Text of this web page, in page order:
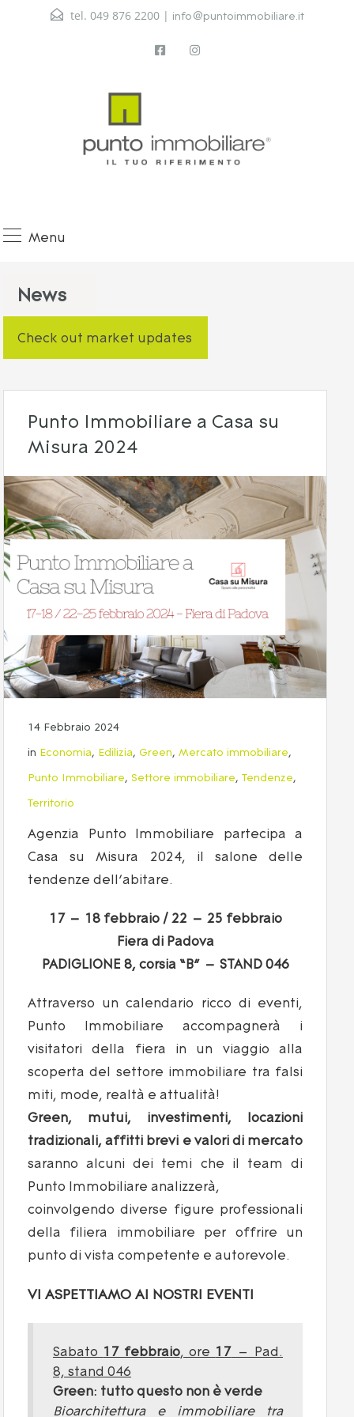
tel. 049 876 2200 | info@puntoimmobiliare.it
Menu
News
Check out market updates
Punto Immobiliare a Casa su
Misura 2024
14 Febbraio 2024
in Economia, Edilizia, Green, Mercato immobiliare,
Punto Immobiliare, Settore immobiliare, Tendenze,
Territorio
Agenzia Punto Immobiliare partecipa a
Casa su Misura 2024, il salone delle
tendenze dell’abitare.
17 – 18 febbraio / 22 – 25 febbraio
Fiera di Padova
PADIGLIONE 8, corsia “B” – STAND 046
Attraverso un calendario ricco di eventi,
Punto Immobiliare accompagnerà i
visitatori della fiera in un viaggio alla
scoperta del settore immobiliare tra falsi
miti, mode, realtà e attualità!
Green, mutui, investimenti, locazioni
tradizionali, affitti brevi e valori di mercato
saranno alcuni dei temi che il team di
Punto Immobiliare analizzerà,
coinvolgendo diverse figure professionali
della filiera immobiliare per offrire un
punto di vista competente e autorevole.
VI ASPETTIAMO AI NOSTRI EVENTI
Sabato 17 febbraio, ore 17– Pad.
8, stand 046
Green: tutto questo non è verde
Bioarchitettura e immobiliare tra